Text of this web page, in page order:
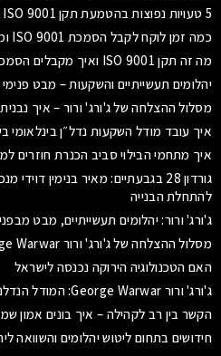
5 טעויות נפוצות בהטמעת תקן ISO 9001 בארגונים ואיך להימנע מהן
כמה זמן לוקח לקבל הסמכת ISO 9001 ומה משפיע על התהליך?
מה זה תקן ISO 9001 ואיך מקבלים הסמכה לעסק בצורה מהירה ויעילה?
יהלומים תעשייתיים והשקעות – מבט פנימי
מסלול ההצלחה של ג'ורג' ורור – איך
איך עובד מודל השקעות נדל״ן בינלאומי
איך מתחמי הבילוי סביב הכנרת חוזרים
גורדון 28 בגבעתיים: מאיר בנימין
להתחלת הבנייה
ג'ורג' ורור: יהלומים תעשייתיים, מבט
מסלול ההצלחה של ג'ורג' ורור George Warwar
האם הטכנולוגיה הירוקה נכנסה לישראל
ג'ורג' ורור George Warwar: המודל הנדלני שמושך משקיעים מכל העולם
הקשר בין רב לקהילה – איך בונים אמון
חידושים בתחום ליטוש יהלומים והשוואה